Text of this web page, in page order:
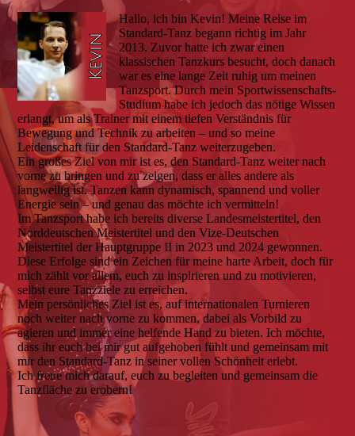
Hallo, ich bin Kevin! Meine Reise im
Standard-Tanz begann richtig im Jahr
2013. Zuvor hatte ich zwar einen
klassischen Tanzkurs besucht, doch danach
war es eine lange Zeit ruhig um meinen
Tanzsport. Durch mein Sportwissenschafts-
Studium habe ich jedoch das nötige Wissen
erlangt, um als Trainer mit einem tiefen Verständnis für
Bewegung und Technik zu arbeiten – und so meine
Leidenschaft für den Standard-Tanz weiterzugeben.
Ein großes Ziel von mir ist es, den Standard-Tanz weiter nach
vorne zu bringen und zu zeigen, dass er alles andere als
langweilig ist. Tanzen kann dynamisch, spannend und voller
Energie sein – und genau das möchte ich vermitteln!
Im Tanzsport habe ich bereits diverse Landesmeistertitel, den
Norddeutschen Meistertitel und den Vize-Deutschen
Meistertitel der Hauptgruppe II in 2023 und 2024 gewonnen.
Diese Erfolge sind ein Zeichen für meine harte Arbeit, doch für
mich zählt vor allem, euch zu inspirieren und zu motivieren,
selbst eure Tanzziele zu erreichen.
Mein persönliches Ziel ist es, auf internationalen Turnieren
noch weiter nach vorne zu kommen, dabei als Vorbild zu
agieren und immer eine helfende Hand zu bieten. Ich möchte,
dass ihr euch bei mir gut aufgehoben fühlt und gemeinsam mit
mir den Standard-Tanz in seiner vollen Schönheit erlebt.
Ich freue mich darauf, euch zu begleiten und gemeinsam die
Tanzfläche zu erobern!